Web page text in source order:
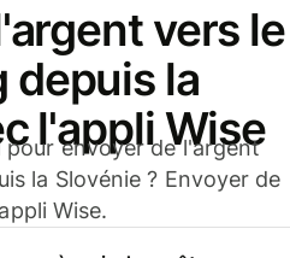
vers le
depuis la
l'appli Wise
pour envoyer de l'argent
la Slovénie ? Envoyer de
Wise.